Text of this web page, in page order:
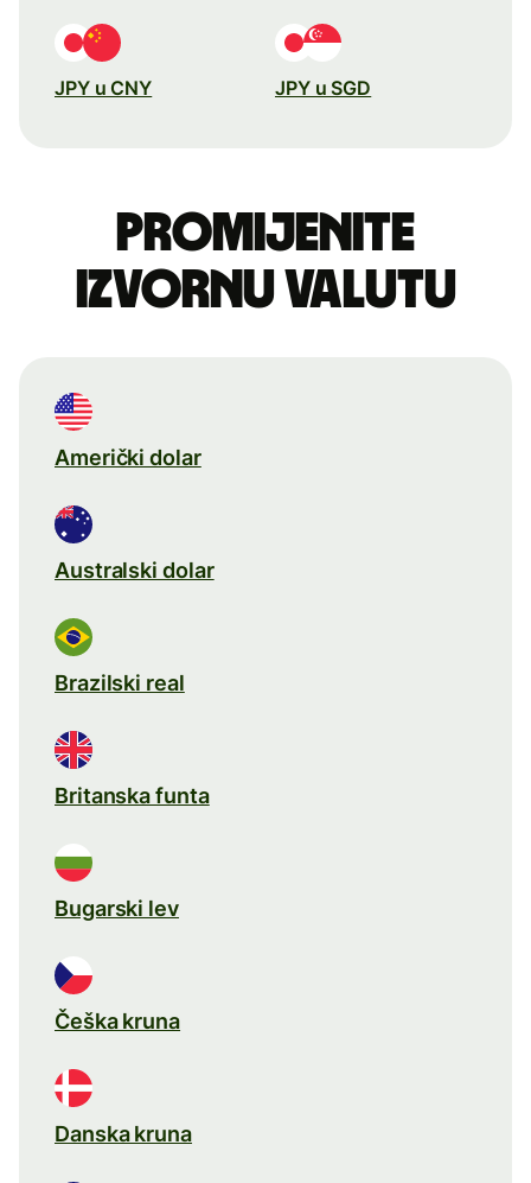
JPY u CNY JPY u SGD
Promijenite
izvornu valutu
Američki dolar
Australski dolar
Brazilski real
Britanska funta
Bugarski lev
Češka kruna
Danska kruna